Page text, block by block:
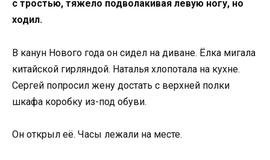
с тростью, тяжело подволакивая левую ногу, но
ходил.
В канун Нового года он сидел на диване. Ёлка мигала
китайской гирляндой. Наталья хлопотала на кухне.
Сергей попросил жену достать с верхней полки
шкафа коробку из-под обуви.
Он открыл её. Часы лежали на месте.